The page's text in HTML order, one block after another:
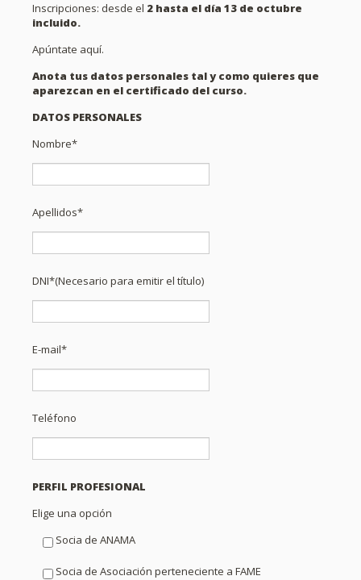
Inscripciones: desde el 2 hasta el día 13 de octubre
incluido.
Apúntate aquí.
Anota tus datos personales tal y como quieres que
aparezcan en el certificado del curso.
DATOS PERSONALES
Nombre*
Apellidos*
DNI*(Necesario para emitir el título)
E-mail*
Teléfono
PERFIL PROFESIONAL
Elige una opción
Socia de ANAMA
Socia de Asociación perteneciente a FAME